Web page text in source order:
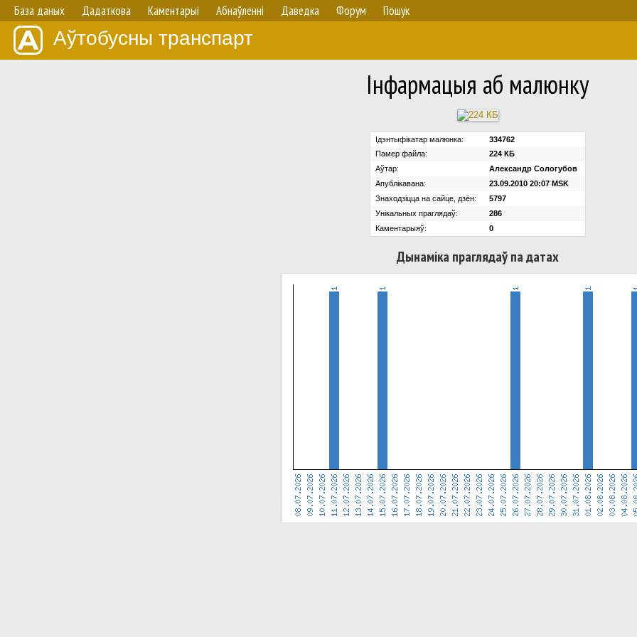
База даных Дадаткова Каментарыі Абнаўленнi Даведка Форум Пошук
Аўтобусны транспарт
Iнфармацыя аб малюнку
Ідэнтыфікатар малюнка:
334762
Памер файла:
224 КБ
Аўтар:
Александр Сологубов
Апублікавана:
23.09.2010 20:07 MSK
Знаходзіцца на сайце, дзён:
5797
Унікальных праглядаў:
286
Каментарыяў:
0
Дынаміка праглядаў па датах